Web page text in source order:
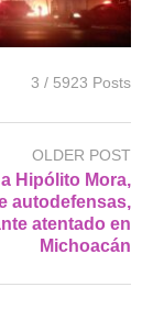
3 / 5923 Posts
OLDER POST
Hipólito Mora,
autodefensas,
atentado en
Michoacán